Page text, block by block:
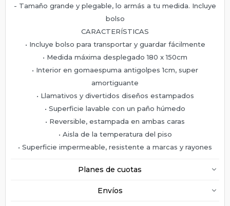
- Tamaño grande y plegable, lo armás a tu medida. Incluye
bolso
CARACTERÍSTICAS
• Incluye bolso para transportar y guardar fácilmente
• Medida máxima desplegado 180 x 150cm
• Interior en gomaespuma antigolpes 1cm, super
amortiguante
• Llamativos y divertidos diseños estampados
• Superficie lavable con un paño húmedo
• Reversible, estampada en ambas caras
• Aisla de la temperatura del piso
• Superficie impermeable, resistente a marcas y rayones
Planes de cuotas
Envíos